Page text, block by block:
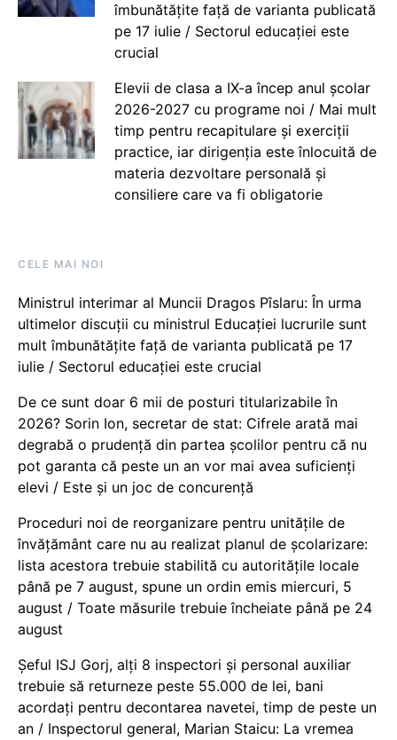
îmbunătățite față de varianta publicată
pe 17 iulie / Sectorul educației este
crucial
Elevii de clasa a IX-a încep anul școlar
2026-2027 cu programe noi / Mai mult
timp pentru recapitulare și exerciții
practice, iar dirigenția este înlocuită de
materia dezvoltare personală și
consiliere care va fi obligatorie
CELE MAI NOI
Ministrul interimar al Muncii Dragos Pîslaru: În urma
ultimelor discuții cu ministrul Educației lucrurile sunt
mult îmbunătățite față de varianta publicată pe 17
iulie / Sectorul educației este crucial
De ce sunt doar 6 mii de posturi titularizabile în
2026? Sorin Ion, secretar de stat: Cifrele arată mai
degrabă o prudență din partea școlilor pentru că nu
pot garanta că peste un an vor mai avea suficienți
elevi / Este și un joc de concurență
Proceduri noi de reorganizare pentru unitățile de
învățământ care nu au realizat planul de școlarizare:
lista acestora trebuie stabilită cu autoritățile locale
până pe 7 august, spune un ordin emis miercuri, 5
august / Toate măsurile trebuie încheiate până pe 24
august
Șeful ISJ Gorj, alți 8 inspectori și personal auxiliar
trebuie să returneze peste 55.000 de lei, bani
acordați pentru decontarea navetei, timp de peste un
an / Inspectorul general, Marian Staicu: La vremea